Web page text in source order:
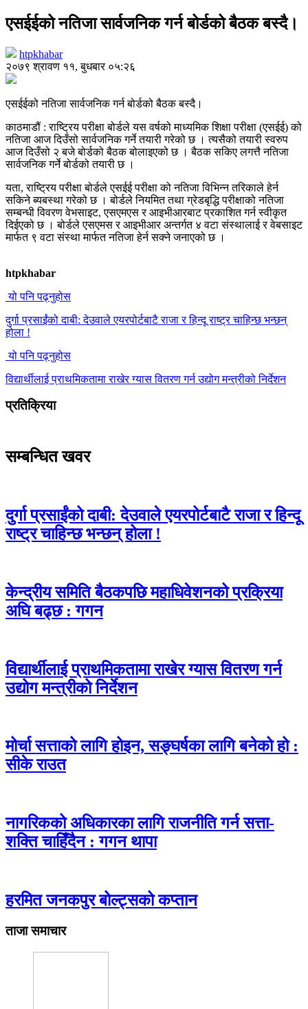
एसईईको नतिजा सार्वजनिक गर्न बोर्डको बैठक बस्दै।
htpkhabar
२०७९ श्रावण ११, बुधबार ०५:२६
एसईईको नतिजा सार्वजनिक गर्न बोर्डको बैठक बस्दै।
काठमाडौं : राष्ट्रिय परीक्षा बोर्डले यस वर्षको माध्यमिक शिक्षा परीक्षा (एसईई) को
नतिजा आज दिउँसो सार्वजनिक गर्ने तयारी गरेको छ । त्यसैको तयारी स्वरुप
आज दिउँसो २ बजे बोर्डको बैठक बोलाइएको छ । बैठक सकिए लगत्तै नतिजा
सार्वजनिक गर्ने बोर्डको तयारी छ ।
यता, राष्ट्रिय परीक्षा बोर्डले एसईई परीक्षा को नतिजा विभिन्न तरिकाले हेर्न
सकिने ब्यबस्था गरेको छ । बोर्डले नियमित तथा ग्रेडबृद्धि परीक्षाको नतिजा
सम्बन्धी विवरण वेभसाइट, एसएमएस र आइभीआरबाट प्रकाशित गर्न स्वीकृत
दिईएको छ । बोर्डले एसएमस र आइभीआर अन्तर्गत ४ वटा संस्थालाई र वेबसाइट
मार्फत ९ वटा संस्था मार्फत नतिजा हेर्न सक्ने जनाएको छ ।
htpkhabar
यो पनि पढ्नुहोस
दुर्गा प्रसाईंको दाबी: देउवाले एयरपोर्टबाटै राजा र हिन्दू राष्ट्र चाहिन्छ भन्छन्
होला !
यो पनि पढ्नुहोस
विद्यार्थीलाई प्राथमिकतामा राखेर ग्यास वितरण गर्न उद्योग मन्त्रीको निर्देशन
प्रतिक्रिया
सम्बन्धित खवर
दुर्गा प्रसाईंको दाबी: देउवाले एयरपोर्टबाटै राजा र हिन्दू
राष्ट्र चाहिन्छ भन्छन् होला !
केन्द्रीय समिति बैठकपछि महाधिवेशनको प्रक्रिया
अघि बढ्छ : गगन
विद्यार्थीलाई प्राथमिकतामा राखेर ग्यास वितरण गर्न
उद्योग मन्त्रीको निर्देशन
मोर्चा सत्ताको लागि होइन, सङ्घर्षका लागि बनेको हो :
सीके राउत
नागरिकको अधिकारका लागि राजनीति गर्न सत्ता-
शक्ति चाहिँदैन : गगन थापा
हरमित जनकपुर बोल्ट्सको कप्तान
ताजा समाचार